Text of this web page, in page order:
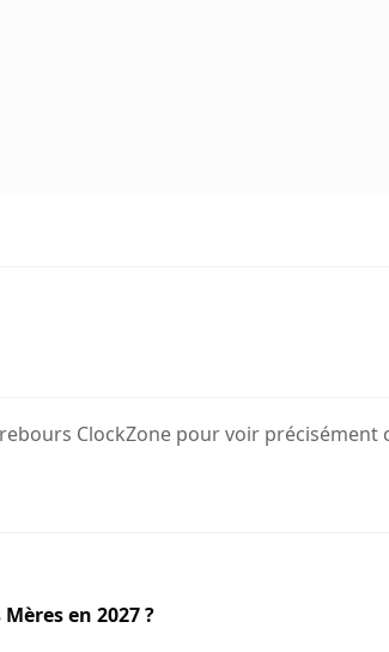
ClockZone pour voir
en 2027 ?